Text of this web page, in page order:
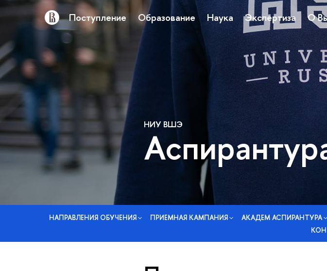
Поступление Образование Наука Экспертиза О
НИУ ВШЭ
НАПРАВЛЕНИЯ ОБУЧЕНИЯ ПРИЕМНАЯ КАМПАНИЯ АКАДЕМ АСПИРАНТУРА